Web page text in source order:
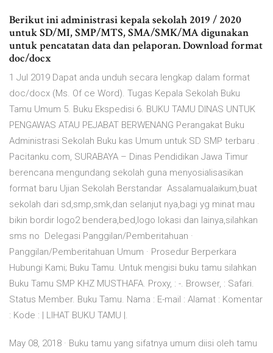
Berikut ini administrasi kepala sekolah 2019 / 2020
untuk SD/MI, SMP/MTS, SMA/SMK/MA digunakan
untuk pencatatan data dan pelaporan. Download format
doc/docx
1 Jul 2019 Dapat anda unduh secara lengkap dalam format
doc/docx (Ms. Of ce Word). Tugas Kepala Sekolah Buku
Tamu Umum 5. Buku Ekspedisi 6. BUKU TAMU DINAS UNTUK
PENGAWAS ATAU PEJABAT BERWENANG Perangakat Buku
Administrasi Sekolah Buku kas Umum untuk SD SMP terbaru .
Pacitanku.com, SURABAYA – Dinas Pendidikan Jawa Timur
berencana mengundang sekolah guna menyosialisasikan
format baru Ujian Sekolah Berstandar Assalamualaikum,buat
sekolah dari sd,smp,smk,dan selanjut nya,bagi yg minat mau
bikin bordir logo2 bendera,bed,logo lokasi dan lainya,silahkan
sms no Delegasi Panggilan/Pemberitahuan ·
Panggilan/Pemberitahuan Umum · Prosedur Berperkara
Hubungi Kami; Buku Tamu. Untuk mengisi buku tamu silahkan
Buku Tamu SMP KHZ MUSTHAFA. Proxy, : -. Browser, : Safari.
Status Member. Buku Tamu. Nama : E-mail : Alamat : Komentar
: Kode : | LIHAT BUKU TAMU |.
May 08, 2018 · Buku tamu yang sifatnya umum diisi oleh tamu